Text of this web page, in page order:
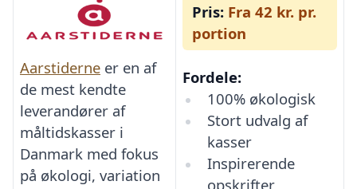
Aarstiderne er en af
de mest kendte
leverandører af
måltidskasser i
Danmark med fokus
på økologi, variation
Pris: Fra 42 kr. pr.
portion
Fordele:
100% økologisk
Stort udvalg af
kasser
Inspirerende
opskrifter